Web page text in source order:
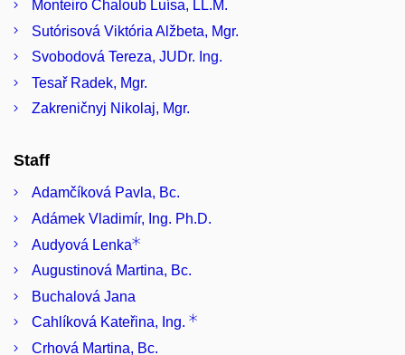
Monteiro Chaloub Luísa, LL.M.
Sutórisová Viktória Alžbeta, Mgr.
Svobodová Tereza, JUDr. Ing.
Tesař Radek, Mgr.
Zakreničnyj Nikolaj, Mgr.
Staff
Adamčíková Pavla, Bc.
Adámek Vladimír, Ing. Ph.D.
Audyová Lenka
Augustinová Martina, Bc.
Buchalová Jana
Cahlíková Kateřina, Ing.
Crhová Martina, Bc.